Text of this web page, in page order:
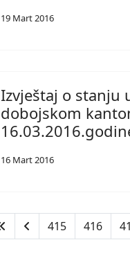
19 Mart 2016
Izvještaj o stanju
dobojskom
16 Mart 2016
415 416